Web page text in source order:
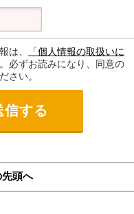
は、
「個人情報の取扱いに
必ずお読みになり、同意の
さい。
信する
頭へ